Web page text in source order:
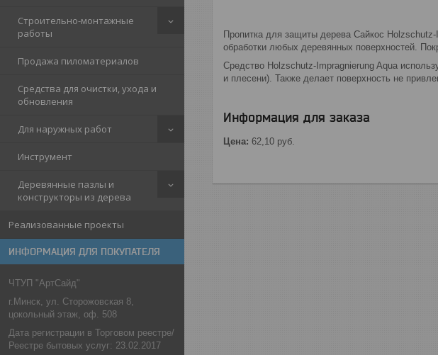
Строительно-монтажные
работы
Продажа пиломатериалов
Средства для очистки, ухода и
обновления
Для наружных работ
Инструмент
Деревянные пазлы и
конструкторы из дерева
Реализованные проекты
ИНФОРМАЦИЯ ДЛЯ ПОКУПАТЕЛЯ
ЧТУП "АртСайд"
г.Минск, ул. Сторожовская 8,
цокольный этаж, оф. 508
Дата регистрации в Торговом реестре/
Реестре бытовых услуг: 23.02.2017
Пропитка для защиты дерева Сайкос
обработки любых деревянных поверхностей.
Средство Holzschutz-Impragnierung Aqua
и плесени). Также делает поверхность не
Информация для заказа
Цена: 62,10 руб.